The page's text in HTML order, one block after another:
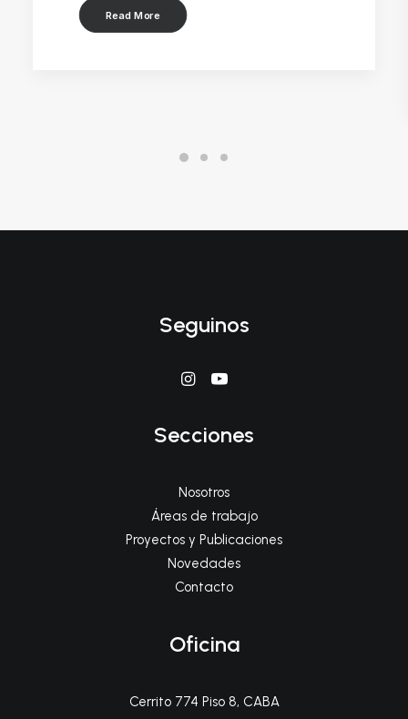
Read More
Seguinos
Secciones
Nosotros
Áreas de trabajo
Proyectos y Publicaciones
Novedades
Contacto
Oficina
Cerrito 774 Piso 8, CABA